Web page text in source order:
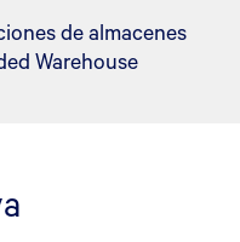
de almacenes
Warehouse